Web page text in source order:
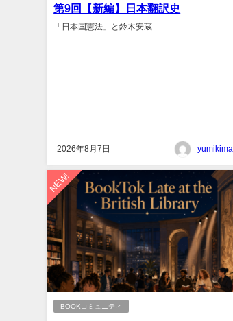
第9回【新編】日本翻訳史
「日本国憲法」と鈴木安蔵...
2026年8月7日 yumikima
NEW!
BOOKコミュニティ